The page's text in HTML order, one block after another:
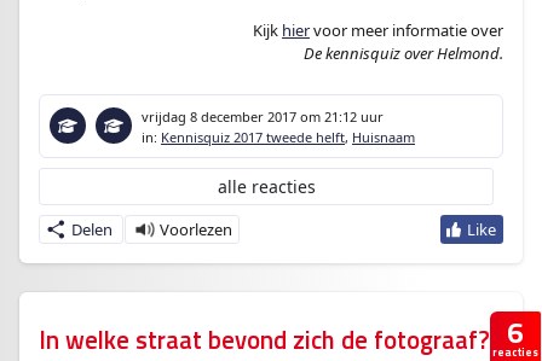
Kijk hiervoor meer informatie over
De kennisquiz over Helmond.
vrijdag 8 december 2017 om 21:12 uur
in: Kennisquiz 2017 tweede helft, Huisnaam
Delen
alle reacties
6
reacties
In welke straat bevond zich de fotograaf?